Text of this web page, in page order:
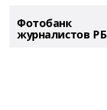
Фотобанк
журналистов РБ